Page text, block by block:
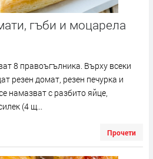
гъби и моцарела
8 правоъгълника. Върху всеки
резен домат, резен печурка и
намазват с разбито яйце,
(4 щ...
Прочети